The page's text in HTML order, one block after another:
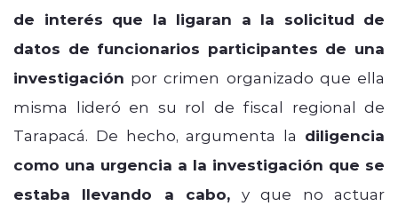
de interés que la ligaran a la solicitud de
datos de funcionarios participantes de una
investigación por crimen organizado que ella
misma lideró en su rol de fiscal regional de
Tarapacá. De hecho, argumenta la diligencia
como una urgencia a la investigación que se
estaba llevando a cabo, y que no actuar